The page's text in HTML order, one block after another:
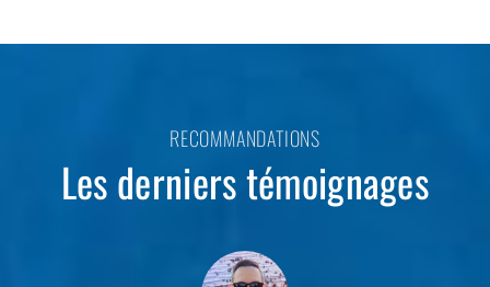
RECOMMANDATIONS
Les derniers témoignages